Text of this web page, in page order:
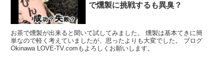
で燻製に挑戦するも異臭？
お茶で燻製が出来ると聞いて試してみました。 燻製は基本てきに簡
単なので軽く考えていましたが、思ったよりも大変でした。 ブログ
Okinawa LOVE-TV.comもよろしくお願いします。